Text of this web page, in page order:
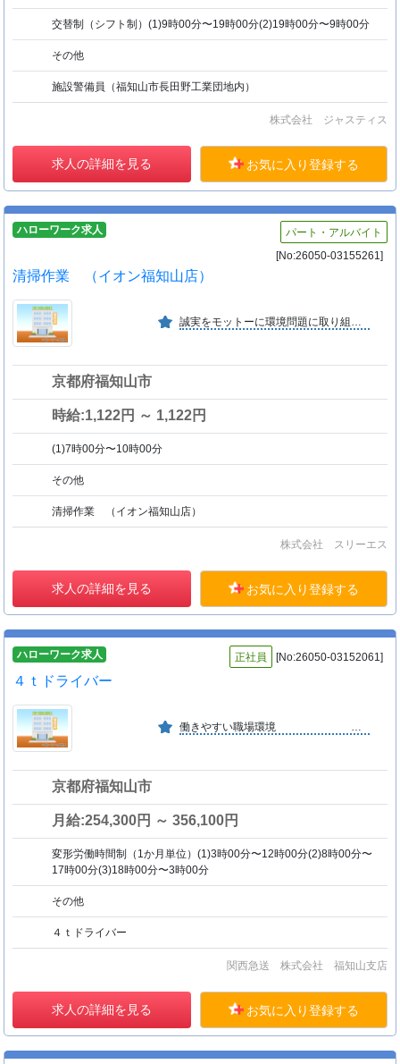
交替制（シフト制）(1)9時00分〜19時00分(2)19時00分〜9時00分
その他
施設警備員（福知山市長田野工業団地内）
株式会社 ジャスティス
求人の詳細を見る お気に入り登録する
ハローワーク求人
パート・アルバイト
[No:26050-03155261]
清掃作業 （イオン福知山店）
誠実をモットーに環境問題に取り組んでいく。 人と環境の未来を考え、安全・迅速・正確に。
京都府福知山市
時給:1,122円 ～ 1,122円
(1)7時00分〜10時00分
その他
清掃作業 （イオン福知山店）
株式会社 スリーエス
求人の詳細を見る お気に入り登録する
ハローワーク求人 正社員 [No:26050-03152061]
４ｔドライバー
京都府福知山市
月給:254,300円 ～ 356,100円
変形労働時間制（1か月単位）(1)3時00分〜12時00分(2)8時00分〜
17時00分(3)18時00分〜3時00分
その他
４ｔドライバー
関西急送 株式会社 福知山支店
求人の詳細を見る お気に入り登録する